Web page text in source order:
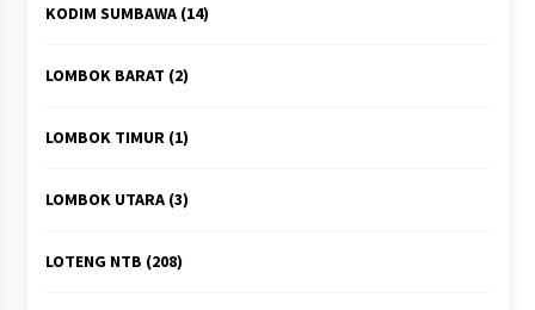
KODIM SUMBAWA(14)
LOMBOK BARAT (2)
LOMBOK TIMUR(1)
LOMBOK UTARA(3)
LOTENG NTB (208)